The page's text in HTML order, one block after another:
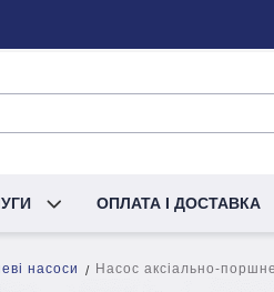
ОПЛАТА І ДОСТАВКА
насоси Насос аксіально-